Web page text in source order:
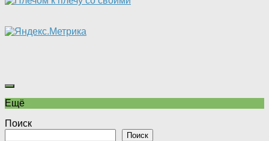
Ещё
Поиск
Поиск